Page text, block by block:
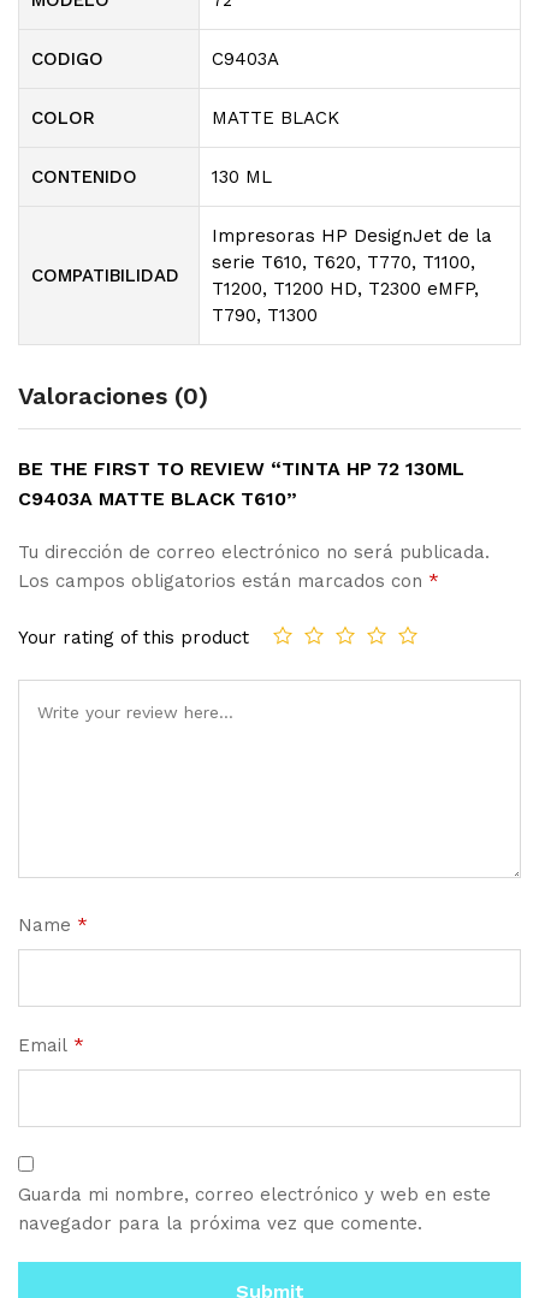
CODIGO C9403A
COLOR MATTE BLACK
CONTENIDO 130 ML
COMPATIBILIDAD
Impresoras HP DesignJet de la
serie T610, T620, T770, T1100,
T1200, T1200 HD, T2300 eMFP,
T790, T1300
Valoraciones (0)
BE THE FIRST TO REVIEW “TINTA HP 72 130ML
C9403A MATTE BLACK T610”
Tu dirección de correo electrónico no será publicada.
Los campos obligatorios están marcados con *
Your rating of this product
Name *
Email *
Guarda mi nombre, correo electrónico y web en este
navegador para la próxima vez que comente.